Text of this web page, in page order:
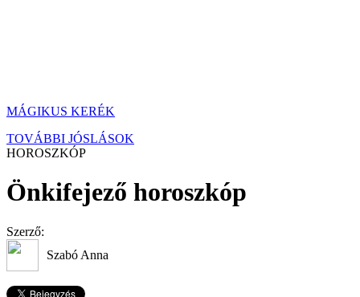
MÁGIKUS KERÉK
TOVÁBBI JÓSLÁSOK
HOROSZKÓP
Önkifejező horoszkóp
Szerző:
Szabó Anna